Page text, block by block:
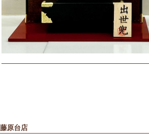
藤原台店